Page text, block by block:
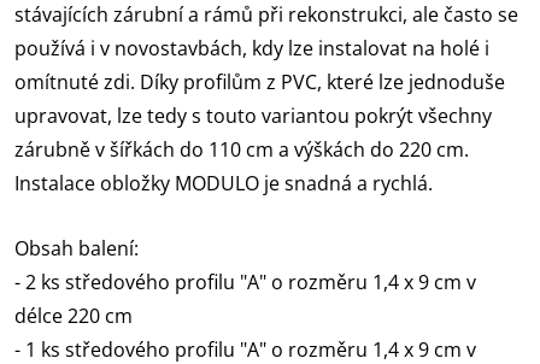
stávajících zárubní a rámů při rekonstrukci, ale často se
používá i v novostavbách, kdy lze instalovat na holé i
omítnuté zdi. Díky profilům z PVC, které lze jednoduše
upravovat, lze tedy s touto variantou pokrýt všechny
zárubně v šířkách do 110 cm a výškách do 220 cm.
Instalace obložky MODULO je snadná a rychlá.
Obsah balení:
- 2 ks středového profilu "A" o rozměru 1,4 x 9 cm v
délce 220 cm
- 1 ks středového profilu "A" o rozměru 1,4 x 9 cm v